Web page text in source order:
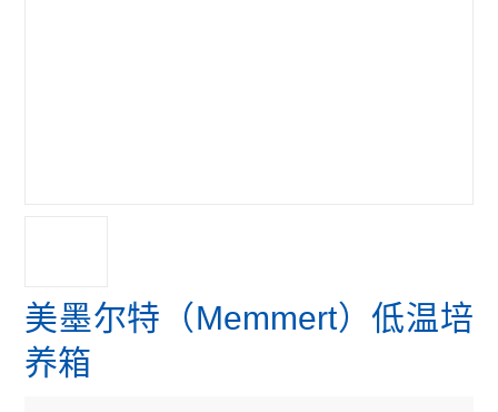
美墨尔特（Memmert）低温培
养箱